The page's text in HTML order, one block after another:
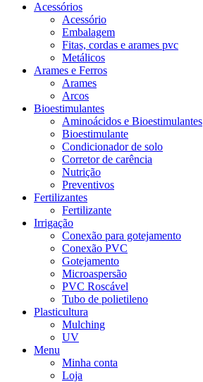
Acessórios
Acessório
Embalagem
Fitas, cordas e arames pvc
Metálicos
Arames e Ferros
Arames
Arcos
Bioestimulantes
Aminoácidos e Bioestimulantes
Bioestimulante
Condicionador de solo
Corretor de carência
Nutrição
Preventivos
Fertilizantes
Fertilizante
Irrigação
Conexão para gotejamento
Conexão PVC
Gotejamento
Microaspersão
PVC Roscável
Tubo de polietileno
Plasticultura
Mulching
UV
Menu
Minha conta
Loja